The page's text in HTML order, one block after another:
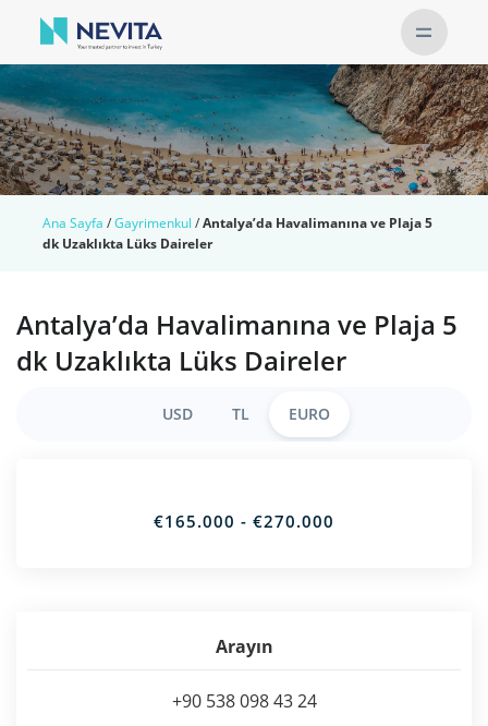
Ana Sayfa /Gayrimenkul /Antalya’da Havalimanına ve Plaja 5
dk Uzaklıkta Lüks Daireler
Antalya’da Havalimanına ve Plaja 5
dk Uzaklıkta Lüks Daireler
USD TL EURO
€165.000 - €270.000
Arayın
+90 538 098 43 24